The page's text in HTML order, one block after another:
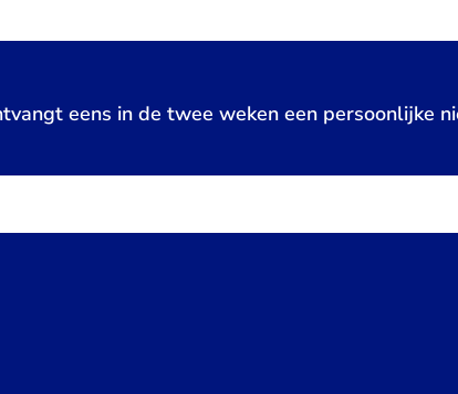
eens in de twee weken een persoonlijke